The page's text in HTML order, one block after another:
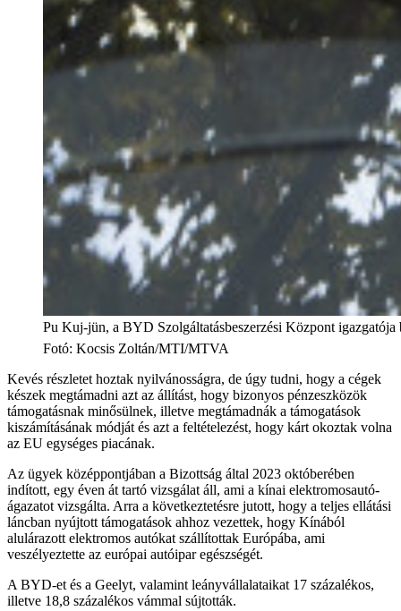
Pu Kuj-jün, a BYD Szolgáltatásbeszerzési Központ
Fotó: Kocsis Zoltán/MTI/MTVA
Kevés részletet hoztak nyilvánosságra, de úgy tudni, hogy a cégek
készek megtámadni azt az állítást, hogy bizonyos pénzeszközök
támogatásnak minősülnek, illetve megtámadnák a támogatások
kiszámításának módját és azt a feltételezést, hogy kárt okoztak volna
az EU egységes piacának.
Az ügyek középpontjában a Bizottság által 2023 októberében
indított, egy éven át tartó vizsgálat áll, ami a kínai elektromosautó-
ágazatot vizsgálta. Arra a következtetésre jutott, hogy a teljes ellátási
láncban nyújtott támogatások ahhoz vezettek, hogy Kínából
alulárazott elektromos autókat szállítottak Európába, ami
veszélyeztette az európai autóipar egészségét.
A BYD-et és a Geelyt, valamint leányvállalataikat 17 százalékos,
illetve 18,8 százalékos vámmal sújtották.